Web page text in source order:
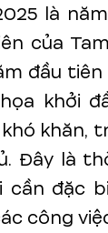
là
của
đầu
khởi
khăn,
Đây là
cần đặc
công